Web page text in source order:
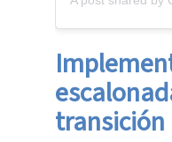
transición